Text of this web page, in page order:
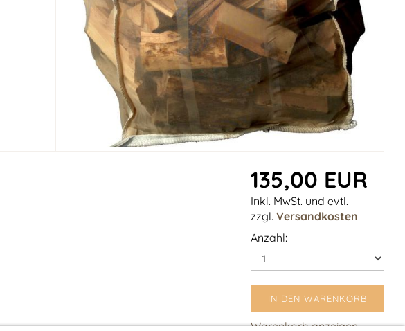
135,00 EUR
Inkl. MwSt. und evtl.
zzgl. Versandkosten
Anzahl:
IN DEN WARENKORB
Warenkorb anzeigen